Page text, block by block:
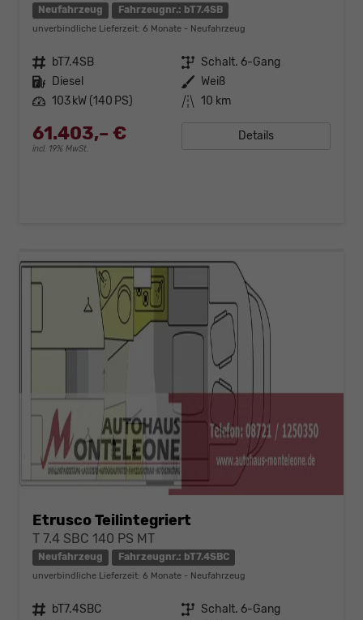
Neufahrzeug Fahrzeugnr.: bT7.4SB
unverbindliche Lieferzeit: 6 Monate Neufahrzeug
Fahrzeugnr. bT7.4SB Getriebe Schalt. 6-Gang
Kraftstoff Diesel Außenfarbe Weiß
Leistung 103 kW (140 PS) Kilometerstand 10 km
61.403,– €
incl. 19% MwSt.
Details
Etrusco Teilintegriert
T 7.4 SBC 140 PS MT
Neufahrzeug Fahrzeugnr.: bT7.4SBC
unverbindliche Lieferzeit: 6 Monate Neufahrzeug
Fahrzeugnr. bT7.4SBC Getriebe Schalt. 6-Gang